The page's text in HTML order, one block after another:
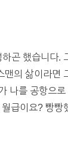
곤 했습니다
의 삶이라면
나를 공항으
급이요? 빵